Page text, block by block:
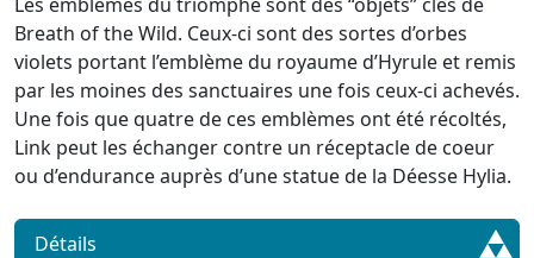
Breath of the Wild. Ceux-ci sont des sortes d’orbes
violets portant l’emblème du royaume d’Hyrule et remis
par les moines des sanctuaires une fois ceux-ci achevés.
Une fois que quatre de ces emblèmes ont été récoltés,
Link peut les échanger contre un réceptacle de coeur
ou d’endurance auprès d’une statue de la Déesse Hylia.
Détails